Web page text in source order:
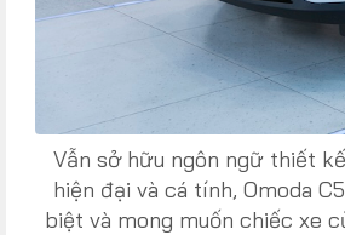
Vẫn sở hữu ngôn ngữ thiết
hiện đại và cá tính, Omoda
biệt và mong muốn chiếc xe